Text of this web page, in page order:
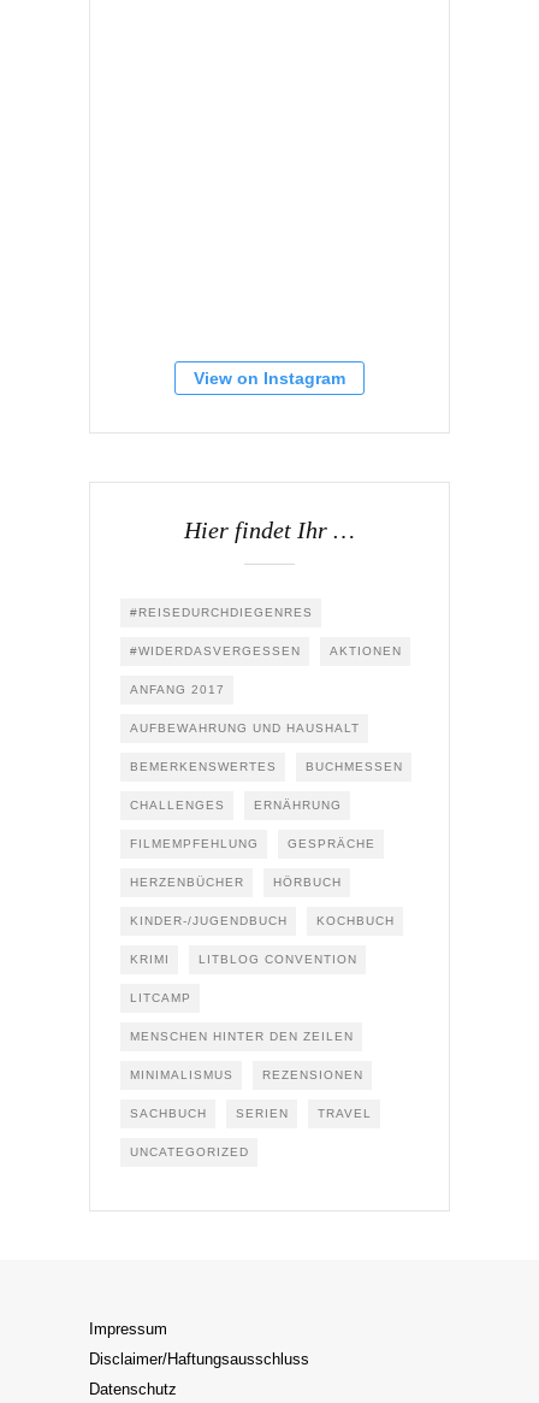
View on Instagram
Hier findet Ihr …
#REISEDURCHDIEGENRES
#WIDERDASVERGESSEN AKTIONEN
ANFANG 2017
AUFBEWAHRUNG UND HAUSHALT
BEMERKENSWERTES BUCHMESSEN
CHALLENGES ERNÄHRUNG
FILMEMPFEHLUNG GESPRÄCHE
HERZENBÜCHER HÖRBUCH
KINDER-/JUGENDBUCH KOCHBUCH
KRIMI LITBLOG CONVENTION
LITCAMP
MENSCHEN HINTER DEN ZEILEN
MINIMALISMUS REZENSIONEN
SACHBUCH SERIEN TRAVEL
UNCATEGORIZED
Impressum
Disclaimer/Haftungsausschluss
Datenschutz